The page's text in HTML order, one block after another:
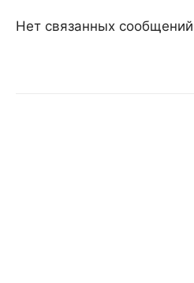
Нет связанных сообщений